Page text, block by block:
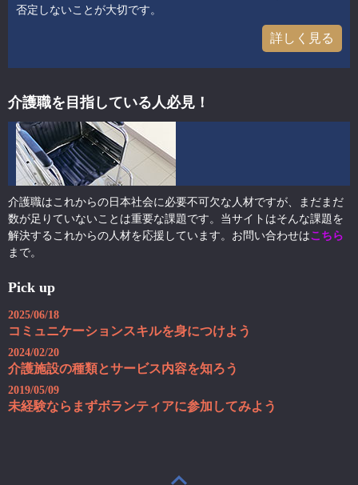
否定しないことが大切です。
詳しく見る
介護職を目指している人必見！
介護職はこれからの日本社会に必要不可欠な人材ですが、まだまだ
数が足りていないことは重要な課題です。当サイトはそんな課題を
解決するこれからの人材を応援しています。お問い合わせはこちら
まで。
Pick up
2025/06/18
コミュニケーションスキルを身につけよう
2024/02/20
介護施設の種類とサービス内容を知ろう
2019/05/09
未経験ならまずボランティアに参加してみよう